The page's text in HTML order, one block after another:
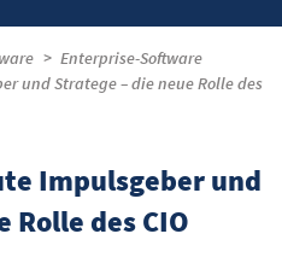
Enterprise-Software
und Stratege – die neue Rolle des
Impulsgeber und
Rolle des CIO